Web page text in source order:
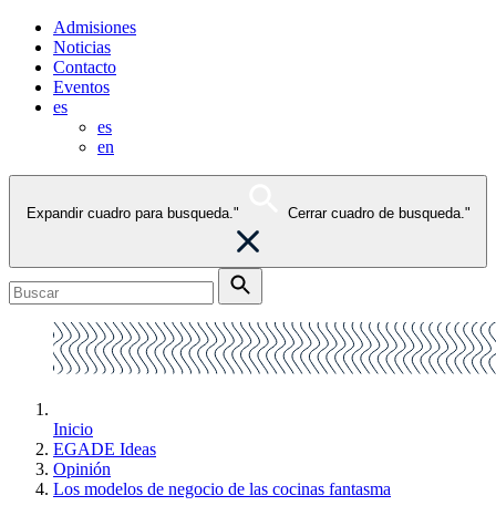
Admisiones
Noticias
Contacto
Eventos
es
es
en
Expandir cuadro para busqueda." Cerrar cuadro de busqueda."
Inicio
EGADE Ideas
Opinión
Los modelos de negocio de las cocinas fantasma